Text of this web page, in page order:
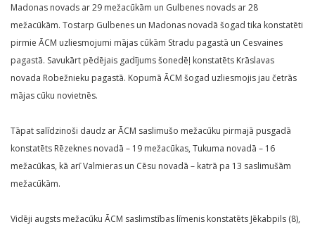
Madonas novads ar 29 mežacūkām un Gulbenes novads ar 28
mežacūkām. Tostarp Gulbenes un Madonas novadā šogad tika konstatēti
pirmie ĀCM uzliesmojumi mājas cūkām Stradu pagastā un Cesvaines
pagastā. Savukārt pēdējais gadījums šonedēļ konstatēts Krāslavas
novada Robežnieku pagastā. Kopumā ĀCM šogad uzliesmojis jau četrās
mājas cūku novietnēs.
Tāpat salīdzinoši daudz ar ĀCM saslimušo mežacūku pirmajā pusgadā
konstatēts Rēzeknes novadā – 19 mežacūkas, Tukuma novadā – 16
mežacūkas, kā arī Valmieras un Cēsu novadā – katrā pa 13 saslimušām
mežacūkām.
Vidēji augsts mežacūku ĀCM saslimstības līmenis konstatēts Jēkabpils (8),